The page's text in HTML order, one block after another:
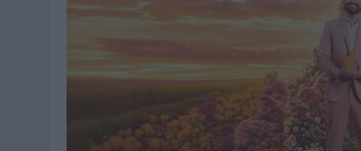
06/08/2026
FRIGO Y UNIQLO LANZAN UNA COLECCIÓN
LA IA ESTÁ SUBIENDO EL LISTÓN DE LA CREATIVIDAD
BEON WORLDWIDE LANZA RAÍZ URBANA PARA
FABRA COMUNICACIÓN INCORPORA A CASONÁ Y
LOPESAN HOTELS & RESORTS ACERCA EL PARAÍSO
05/08/2026 |
LUIS ARQUILLOS (BURGO DE ARIAS): “LA